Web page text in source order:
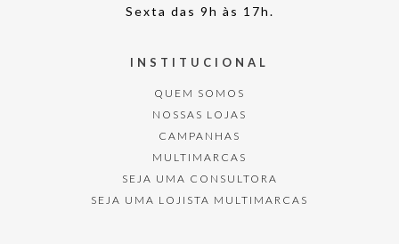
Sexta das 9h às 17h.
INSTITUCIONAL
QUEM SOMOS
NOSSAS LOJAS
CAMPANHAS
MULTIMARCAS
SEJA UMA CONSULTORA
SEJA UMA LOJISTA MULTIMARCAS